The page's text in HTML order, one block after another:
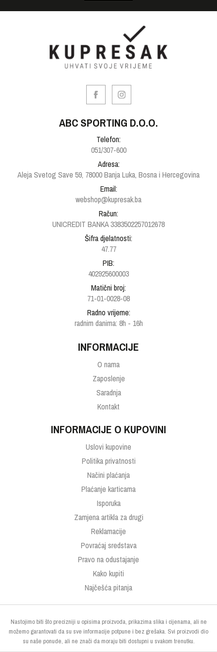
ABC SPORTING D.O.O.
Telefon:
051/307-600
Adresa:
Aleja Svetog Save 59, 78000 Banja Luka, Bosna i Hercegovina
Email:
webshop@kupresak.ba
Račun:
UNICREDIT BANKA 3383502257012678
Šifra djelatnosti:
47.77
PIB:
402925600003
Matični broj:
71-01-0028-08
Radno vrijeme:
radnim danima: 8h - 16h
INFORMACIJE
O nama
Zaposlenje
Saradnja
Kontakt
INFORMACIJE O KUPOVINI
Uslovi kupovine
Politika privatnosti
Načini plaćanja
Plaćanje karticama
Isporuka
Zamjena artikla za drugi
Reklamacije
Povraćaj sredstava
Pravo na odustajanje
Kako kupiti
Najčešća pitanja
Nastojimo biti što precizniji u opisima proizvoda, prikazima slika i cijenama, ali ne
možemo garantovati da su sve informacije potpune i bez grešaka. Svi proizvodi dio
su naše ponude, ali ne znači da moraju biti dostupni u svakom trenutku.